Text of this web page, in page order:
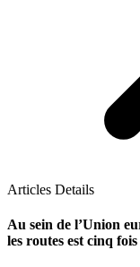
Articles Details
Au sein de l’Union
les routes est cinq